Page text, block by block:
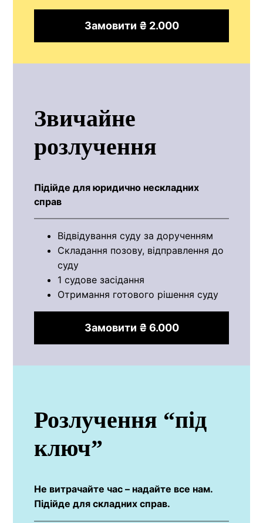
Замовити ₴ 2.000
Звичайне
розлучення
Підійде для юридично нескладних
справ
Відвідування суду за дорученням
Складання позову, відправлення до
суду
1 судове засідання
Отримання готового рішення суду
Замовити ₴ 6.000
Розлучення “під
ключ”
Не витрачайте час – надайте все нам.
Підійде для складних справ.